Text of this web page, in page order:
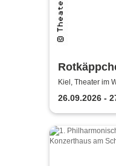
Theater
Kiel, Theater im
26.09.2026 -